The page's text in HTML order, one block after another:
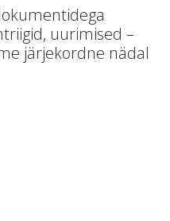
uurimised –
järjekordne nädal